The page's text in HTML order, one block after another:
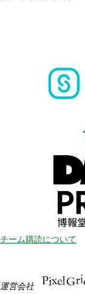
チーム購読について
運営会社